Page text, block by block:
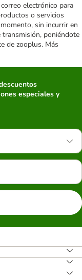
electrónico para
o servicios
sin incurrir en
poniéndote
de zooplus. Más
especiales y